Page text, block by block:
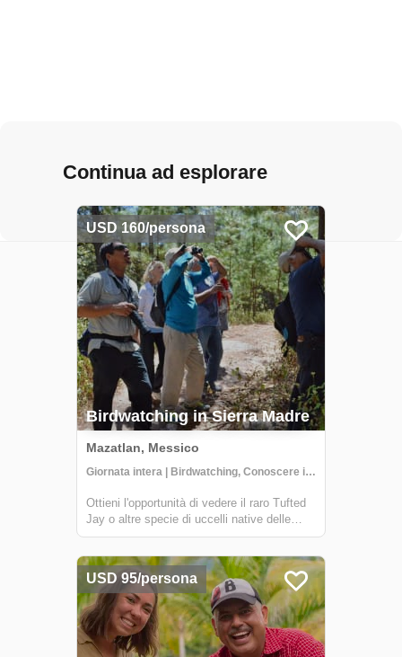
Continua ad esplorare
USD 160/persona
Birdwatching in Sierra Madre
Mazatlan, Messico
Giornata intera | Birdwatching, Conoscere i locali, Escursionismo
Ottieni l'opportunità di vedere il raro Tufted
Jay o altre specie di uccelli native delle
Montagne Sierra Madre in questo tour
Madre si trovano vicino ai confini di
Durango e Sinaloa e l'ecosistema della...
USD 95/persona